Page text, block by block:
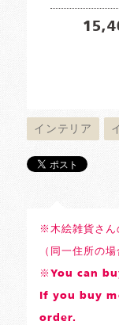
インテリア
※木絵雑貨さん
（同一住所の
※You can
If you buy
order.